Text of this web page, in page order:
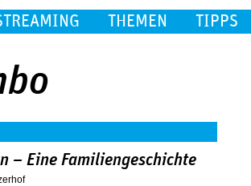
THEMEN TIPPS
– Eine Familiengeschichte